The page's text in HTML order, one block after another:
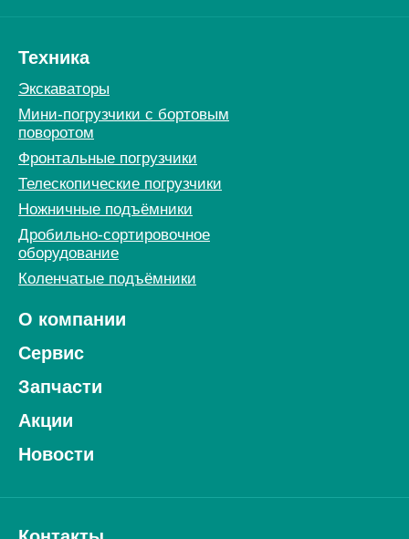
Техника
Экскаваторы
Мини-погрузчики c бортовым
поворотом
Фронтальные погрузчики
Телескопические погрузчики
Ножничные подъёмники
Дробильно-сортировочное
оборудование
Коленчатые подъёмники
О компании
Сервис
Запчасти
Акции
Новости